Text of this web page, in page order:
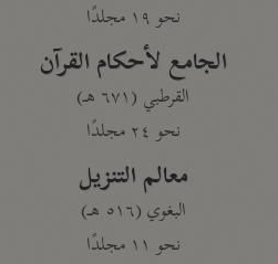
نحو ١٩ مجلدًا
الجامع لأحكام القرآن
القرطبي (٦٧١ هـ)
نحو ٢٤ مجلدًا
معالم التنزيل
البغوي (٥١٦ هـ)
نحو ١١ مجلدًا